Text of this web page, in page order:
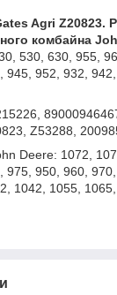
Agri Z20823.
комбайна
530, 630, 955,
945, 952, 932,
Z53288,
Deere: 1072,
975, 950, 960,
1042, 1055,